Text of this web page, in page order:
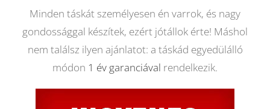
Minden táskát személyesen én varrok, és nagy
gondossággal készítek, ezért jótállok érte! Máshol
nem találsz ilyen ajánlatot: a táskád egyedülálló
módon 1 év garanciával rendelkezik.